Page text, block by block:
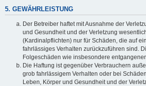
5. GEWÄHRLEISTUNG
Der Betreiber haftet mit Ausnahme der
und Gesundheit und der Verletzung
(Kardinalpflichten) nur für Schäden, die auf
fahrlässiges Verhalten zurückzuführen sind.
Folgeschäden wie insbesondere
Die Haftung ist gegenüber Verbrauchern
grob fahrlässigem Verhalten oder bei
Leben, Körper und Gesundheit und der